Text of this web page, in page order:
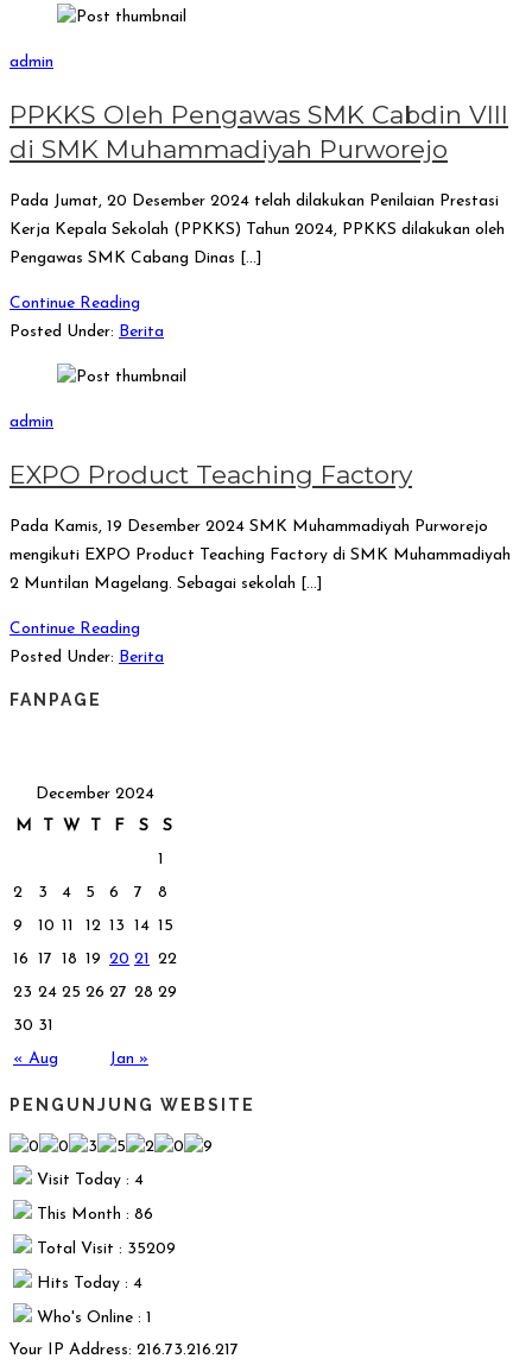
admin
PPKKS Oleh Pengawas SMK Cabdin VIII
di SMK Muhammadiyah Purworejo
Pada Jumat, 20 Desember 2024 telah dilakukan Penilaian Prestasi
Kerja Kepala Sekolah (PPKKS) Tahun 2024, PPKKS dilakukan oleh
Pengawas SMK Cabang Dinas […]
Continue Reading
Posted Under: Berita
admin
EXPO Product Teaching Factory
Pada Kamis, 19 Desember 2024 SMK Muhammadiyah Purworejo
mengikuti EXPO Product Teaching Factory di SMK Muhammadiyah
2 Muntilan Magelang. Sebagai sekolah […]
Continue Reading
Posted Under: Berita
FANPAGE
December 2024
M
T W T F S S
« Aug Jan »
1
2
3 4 5 6 7
8
9
10 11 12 13 14 15
16 17 18 19 20 21 22
23 24 25 26 27 28 29
30 31
PENGUNJUNG WEBSITE
Visit Today : 4
This Month : 86
Total Visit : 35209
Hits Today : 4
Who's Online : 1
Your IP Address: 216.73.216.217